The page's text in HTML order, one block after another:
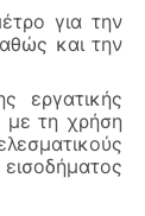
για την
και την
εργατικής
με τη χρήση